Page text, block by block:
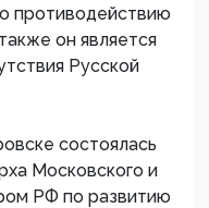
противодействию
он является
Русской
состоялась
Московского и
РФ по развитию